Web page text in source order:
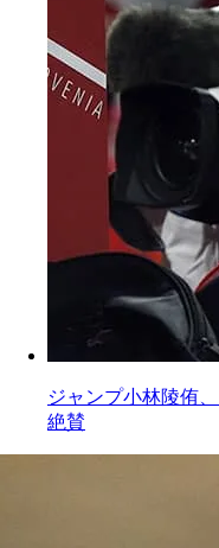
ジャンプ小林陵侑
絶賛